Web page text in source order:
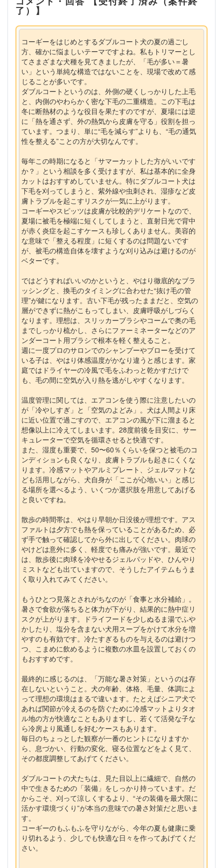
了）】
コーギーをはじめとするダブルコート犬の夏の過ごし
方、確かに悩ましいテーマですよね。私もトリマーとし
てさまざまな犬種を見てきましたが、「毛が多い＝暑
い」という単純な構造ではないことを、現場で改めて感
じることが多いです。
ダブルコートというのは、外側の硬くしっかりした上毛
と、内側のやわらかく密な下毛の二重構造。この下毛は
冬に断熱材のような役目を果たすのですが、夏場には逆
に「熱を通さず、外の熱気から皮膚を守る」役割を担っ
ています。つまり、単に“毛を減らす”よりも、“毛の通気
性を整える”ことの方が大切なんです。
毎年この時期になると「サマーカットした方がいいです
か？」という相談を多く受けますが、私は基本的に全身
カットはおすすめしていません。特にダブルコート犬は
下毛を刈ってしまうと、紫外線や虫刺され、湿疹など皮
膚トラブルを起こすリスクが一気に上がります。
コーギーやスピッツは皮膚が比較的デリケートなので、
夏場に被毛を極端に短くしてしまうと、直射日光で背中
が赤く炎症を起こすケースも珍しくありません。美容的
な意味で「整える程度」に短くするのは問題ないです
が、被毛の構造自体を壊すような刈り込みは避けるのが
ベターです。
ではどうすればいいのかというと、やはり徹底的なブラ
ッシングと、換毛のタイミングに合わせた“抜け毛の管
理”が鍵になります。古い下毛が残ったままだと、空気の
層ができずに熱がこもってしまい、皮膚呼吸がしづらく
なります。理想は、スリッカーブラシやコームで奥の毛
までしっかり梳かし、さらにファーミネーターなどのア
ンダーコート用ブラシで根本を軽く整えること。
週に一度プロのサロンでのシャンプーやブローを受けて
いる子は、やはり体感温度がかなり違うと感じます。家
庭ではドライヤーの冷風で毛をふわっと乾かすだけで
も、毛の間に空気が入り熱を逃がしやすくなります。
温度管理に関しては、エアコンを使う際に注意したいの
が「冷やしすぎ」と「空気のよどみ」。犬は人間より床
に近い位置で過ごすので、エアコンの風が下に溜まると
想像以上に冷えてしまいます。28度前後を目安に、サー
キュレーターで空気を循環させると快適です。
また、湿度も重要で、50〜60％くらいを保つと被毛のコ
ンディションも良くなり、皮膚トラブルも起きにくくな
ります。冷感マットやアルミプレート、ジェルマットな
ども活用しながら、犬自身が「ここが心地いい」と感じ
る場所を選べるよう、いくつか選択肢を用意してあげる
と良いですね。
散歩の時間帯は、やはり早朝か日没後が理想です。アス
ファルトは夕方でも熱を保っていることがあるため、必
ず手で触って確認してから外に出してください。肉球の
やけどは意外に多く、軽度でも痛みが強いです。最近で
は、散歩後に肉球を冷やせるジェルパッドや、ひんやり
ミストなども出ていますので、そうしたアイテムもうま
く取り入れてみてください。
もうひとつ見落とされがちなのが「食事と水分補給」。
暑さで食欲が落ちると体力が下がり、結果的に熱中症リ
スクが上がります。ドライフードを少しぬるま湯でふや
かしたり、塩分を含まない犬用スープをかけて水分を増
やすのも有効です。冷たすぎるものを与えるのは避けつ
つ、こまめに飲めるように複数の水皿を設置しておくの
もおすすめです。
最終的に感じるのは、「万能な暑さ対策」というのは存
在しないということ。犬の年齢、体格、毛量、体調によ
って理想の環境はまるで違います。たとえばシニア犬で
あれば関節が冷えるのを防ぐために冷感マットよりタオ
ル地の方が快適なこともありますし、若くて活発な子な
ら冷房より風通しを好むケースもあります。
毎日のちょっとした観察が一番のヒントになりますか
ら、息づかい、行動の変化、寝る位置などをよく見て、
その都度調整してあげてください。
ダブルコートの犬たちは、見た目以上に繊細で、自然の
中で生きるための「装備」をしっかり持っています。だ
からこそ、刈って涼しくするより、“その装備を最大限に
活かす環境づくり”が本当の意味での暑さ対策だと思いま
す。
コーギーのもふもふを守りながら、今年の夏も健康に乗
り切れるよう、少しでも快適な日々を作ってあげてくだ
さい。